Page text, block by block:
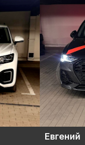
Евгений